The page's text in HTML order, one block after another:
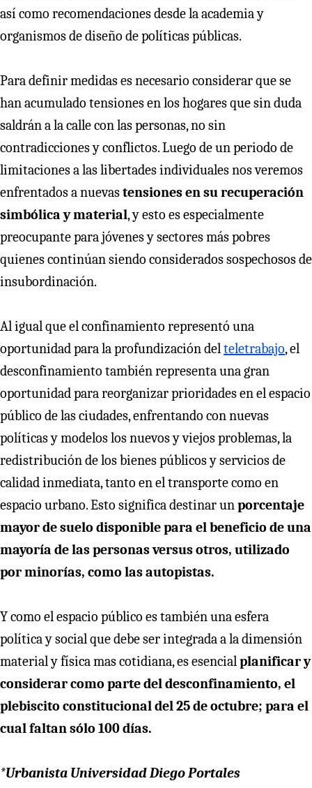
así como recomendaciones desde la academia y
organismos de diseño de políticas públicas.
Para definir medidas es necesario considerar que se
han acumulado tensiones en los hogares que sin duda
saldrán a la calle con las personas, no sin
contradicciones y conflictos. Luego de un periodo de
limitaciones a las libertades individuales nos veremos
enfrentados a nuevastensiones en su recuperación
simbólica y material, y esto es especialmente
preocupante para jóvenes y sectores más pobres
quienes continúan siendo considerados sospechosos de
insubordinación.
Al igual que el confinamiento representó una
oportunidad para la profundización delteletrabajo, el
desconfinamiento también representa una gran
oportunidad para reorganizar prioridades en el espacio
público de las ciudades, enfrentando con nuevas
políticas y modelos los nuevos y viejos problemas, la
redistribución de los bienes públicos y servicios de
calidad inmediata, tanto en el transporte como en
espacio urbano. Esto significa destinar unporcentaje
mayor de suelo disponible para el beneficio de una
mayoría de las personas versus otros, utilizado
por minorías, como las autopistas.
Y como el espacio público es también una esfera
política y social que debe ser integrada a la dimensión
material y física mas cotidiana, es esencialplanificar y
considerar como parte del desconfinamiento, el
plebiscito constitucional del 25 de octubre; para el
cual faltan sólo 100 días.
*Urbanista Universidad Diego Portales